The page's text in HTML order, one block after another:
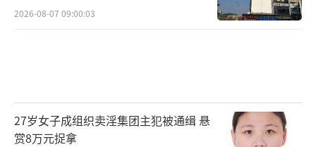
2026-08-07 09:00:03
27岁女子成组织卖淫集团主犯被通缉 悬
赏8万元捉拿